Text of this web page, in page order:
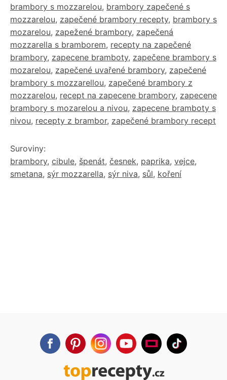
brambory s mozzarelou, brambory zapečené s
mozzarelou, zapečené brambory recepty, brambory s
mozarelou, zapežené brambory, zapečená
mozzarella s bramborem, recepty na zapečené
brambory, zapecene bramboty, zapečene brambory s
mozarelou, zapečené uvařené brambory, zapečené
brambory s mozzarellou, zapečené brambory z
mozzarelou, recept na zapecene brambory, zapecene
brambory s mozarelou a nivou, zapecene bramboty s
nivou, recepty z brambor, zapečené brambory recept
Suroviny:
brambory, cibule, špenát, česnek, paprika, vejce,
smetana, sýr mozzarella, sýr niva, sůl, koření